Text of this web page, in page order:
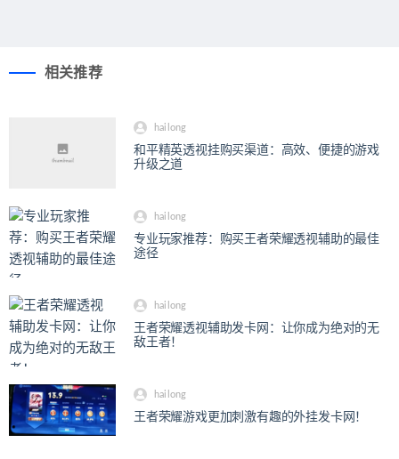
相关推荐
hailong
和平精英透视挂购买渠道：高效、便捷的游戏
升级之道
hailong
专业玩家推荐：购买王者荣耀透视辅助的最佳
途径
hailong
王者荣耀透视辅助发卡网：让你成为绝对的无
敌王者！
hailong
王者荣耀游戏更加刺激有趣的外挂发卡网！